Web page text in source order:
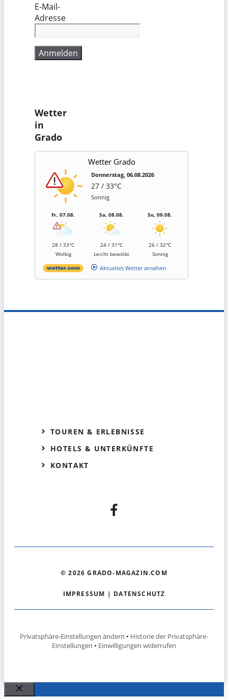
E-Mail-
Adresse
Wetter
in
Grado
Wetter Grado
Donnerstag, 06.08.2026
27 / 33°C
Sonnig
Fr, 07.08.
28 / 33°C
Wolkig
Sa, 08.08.
24 / 31°C
Leicht bewölkt
So, 09.08.
26 / 32°C
Sonnig
Aktuelles Wetter ansehen
TOUREN & ERLEBNISSE
HOTELS & UNTERKÜNFTE
KONTAKT
© 2026 GRADO-MAGAZIN.COM
IMPRESSUM | DATENSCHUTZ
Privatsphäre-Einstellungen ändern • Historie der Privatsphäre-
Einstellungen • Einwilligungen widerrufen